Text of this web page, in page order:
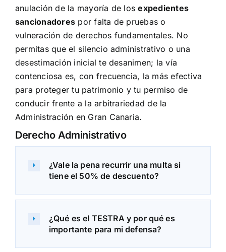
anulación de la mayoría de losexpedientes
sancionadores por falta de pruebas o
vulneración de derechos fundamentales. No
permitas que el silencio administrativo o una
desestimación inicial te desanimen; la vía
contenciosa es, con frecuencia, la más efectiva
para proteger tu patrimonio y tu permiso de
conducir frente a la arbitrariedad de la
Administración en Gran Canaria.
Derecho Administrativo
¿Vale la pena recurrir una multa si
tiene el 50% de descuento?
¿Qué es el TESTRA y por qué es
importante para mi defensa?